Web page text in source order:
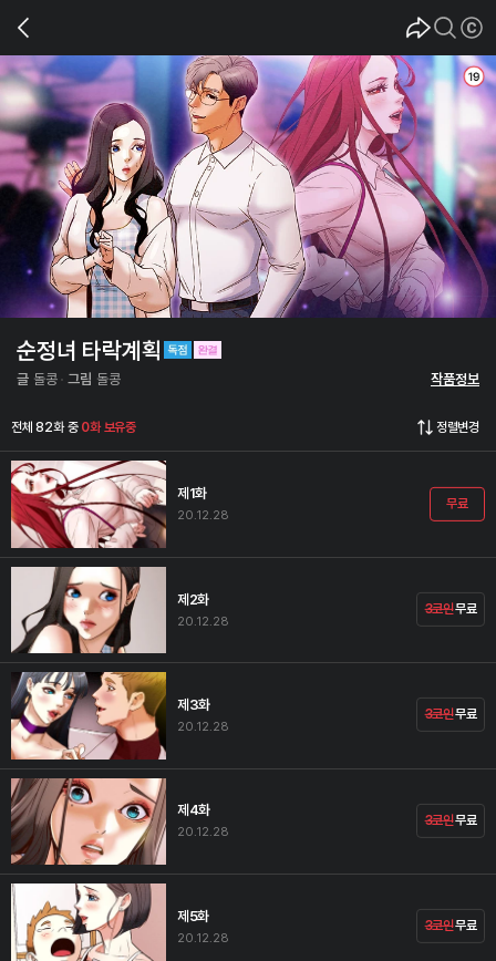
순정녀 타락계획
글 돌콩 그림 돌콩 작품정보
전체 82화 중 0화 보유중 정렬변경
제1화
20.12.28
무료
제2화
20.12.28
3코인무료
제3화
20.12.28
3코인무료
제4화
20.12.28
3코인무료
제5화
20.12.28
3코인무료